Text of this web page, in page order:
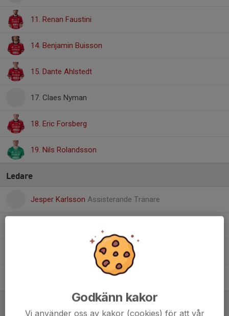
11. Renan Faustini
14. Benjamin Buisson
15. Dante Ahlstedt
17. Claes Nyman
18. Eric Forsberg
19. Nils Rolandsson
Ledare
Jesper Karlsson Assisterande Tränare
Scoutingansvarig
Materialförvaltare
Godkänn kakor
Vi använder oss av kakor (cookies) för att vår